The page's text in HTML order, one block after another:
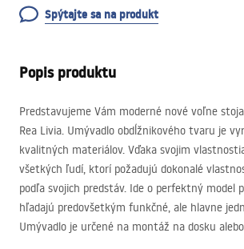
Spýtajte sa na produkt
Popis produktu
Predstavujeme Vám moderné nové voľne
Rea Livia. Umývadlo obdĺžnikového tvaru je
kvalitných materiálov. Vďaka svojim
všetkých ľudí, ktorí požadujú dokonalé
podľa svojich predstáv. Ide o perfektný model
hľadajú predovšetkým funkčné, ale hlavne
Umývadlo je určené na montáž na dosku